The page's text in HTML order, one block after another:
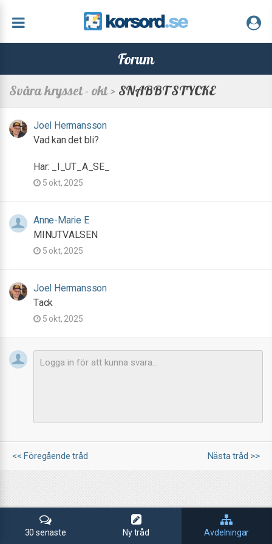
Forum
Svåra krysset - okt >SNABBT STYCKE
Joel Hermansson
Vad kan det bli?
Har: _I_UT_A_SE_
5 okt, 2025
Anne-Marie E
MINUTVALSEN
5 okt, 2025
Joel Hermansson
Tack
5 okt, 2025
<< Föregående tråd Nästa tråd >>
30 senaste Ny tråd Avdelningar